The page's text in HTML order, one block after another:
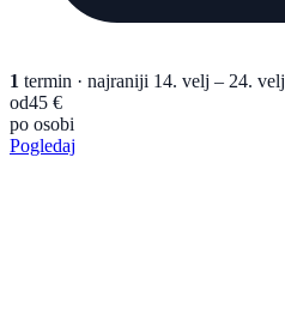
1 termin · najraniji 14. velj – 24. velj
od45 €
po osobi
Pogledaj